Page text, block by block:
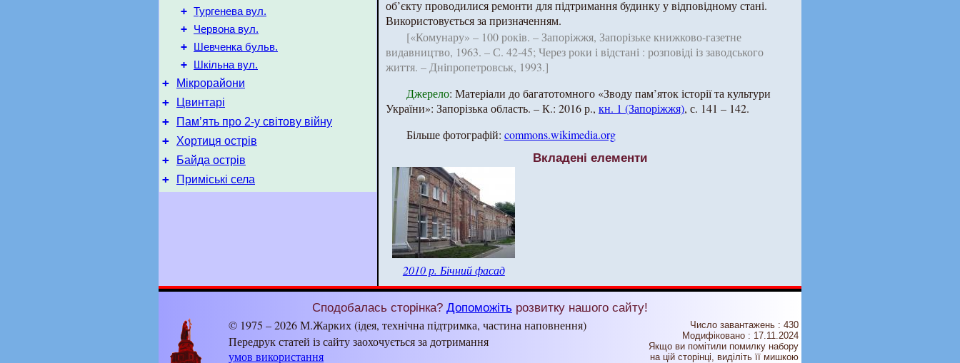
+ Тургенева вул.
+ Червона вул.
+ Шевченка бульв.
+ Шкільна вул.
+ Мікрорайони
+ Цвинтарі
+ Пам’ять про 2-у світову війну
+ Хортиця острів
+ Байда острів
+ Приміські села
об’єкту проводилися ремонти для підтримання будинку у відповідному стані.
Використовується за призначенням.
[«Комунару» – 100 років. – Запоріжжя, Запорізьке книжково-газетне
видавництво, 1963. – С. 42-45; Через роки і відстані : розповіді із заводського
життя. – Дніпропетровськ, 1993.]
Джерело: Матеріали до багатотомного «Зводу пам’яток історії та культури
України»: Запорізька область. – К.: 2016 р., кн. 1 (Запоріжжя), с. 141 – 142.
Більше фотографій: commons.wikimedia.org
Вкладені елементи
2010 р. Бічний фасад
Сподобалась сторінка? Допоможіть розвитку нашого сайту!
© 1975 – 2026 М.Жарких (ідея, технічна підтримка, частина наповнення)
Передрук статей із сайту заохочується за дотримання
умов використання
Число завантажень : 430
Модифіковано : 17.11.2024
Якщо ви помітили помилку набору
на цiй сторiнцi, видiлiть її мишкою